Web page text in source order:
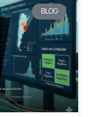
BLOG